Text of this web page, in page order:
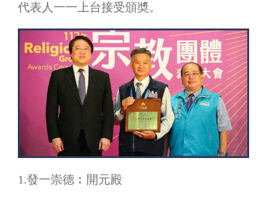
代表人一一上台接受頒奬。
1.發一崇德︰開元殿